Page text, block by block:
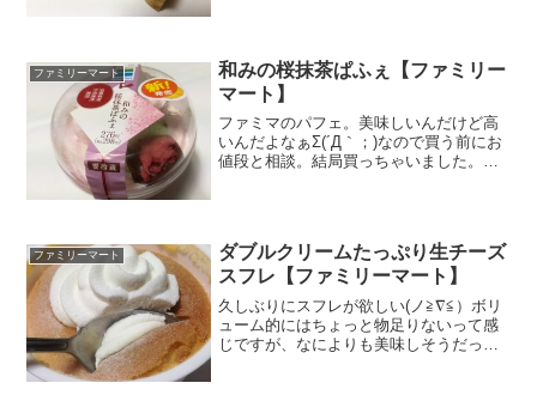
ファミリーマート
和みの桜抹茶ぱふぇ【ファミリー
マート】
ファミマのパフェ。美味しいんだけど高
いんだよなぁΣ(´Д｀；)なので買う前にお
値段と相談。結局買っちゃいました。
でも蓋を取った...
ファミリーマート
ダブルクリームたっぷり生チーズ
スフレ【ファミリーマート】
久しぶりにスフレが欲しい(ノ≧∇≦）ボリ
ューム的にはちょっと物足りないって感
じですが、なによりも美味しそうだった